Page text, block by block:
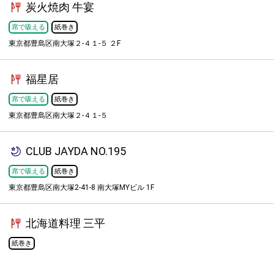
炭火焼肉 牛宴
席で吸える 紙巻き
東京都豊島区南大塚２-４１-５ ２F
福星居
席で吸える 紙巻き
東京都豊島区南大塚２-４１-５
CLUB JAYDA NO.195
席で吸える 紙巻き
東京都豊島区南大塚2-41-8 南大塚MYビル 1F
北海道料理 三平
紙巻き